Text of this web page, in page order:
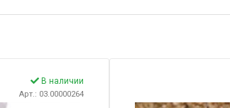
В наличии
Арт.: 03.00000264